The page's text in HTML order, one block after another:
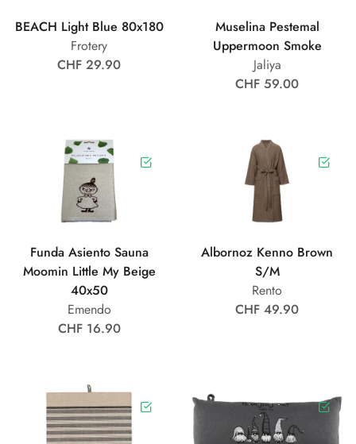
BEACH Light Blue 80x180
Frotery
CHF 29.90
Muselina Pestemal
Uppermoon Smoke
Jaliya
CHF 59.00
Funda Asiento Sauna
Moomin Little My Beige
40x50
Emendo
CHF 16.90
Albornoz Kenno Brown
S/M
Rento
CHF 49.90